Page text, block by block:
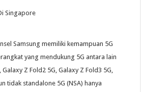
Samsung memiliki kemampuan 5G
yang mendukung 5G antara lain
Z Fold2 5G, Galaxy Z Fold3 5G,
tidak standalone 5G (NSA) hanya